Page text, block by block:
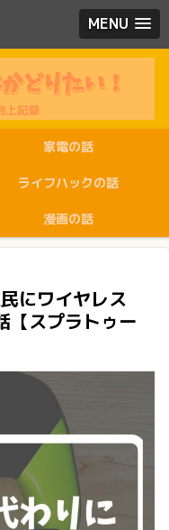
MENU
家電の話
ライフハックの話
漫画の話
にワイヤレス
【スプラトゥー